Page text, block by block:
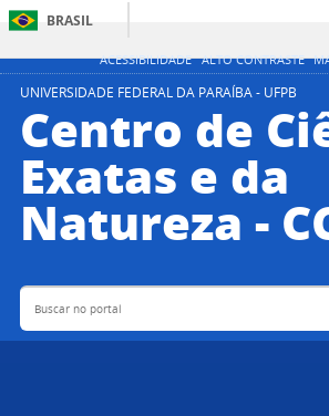
ACESSIBILIDADE ALTO CONTRASTE
BRASIL
UNIVERSIDADE FEDERAL DA PARAÍBA - UFPB
Centro de
Exatas e da
Natureza -
Buscar no portal